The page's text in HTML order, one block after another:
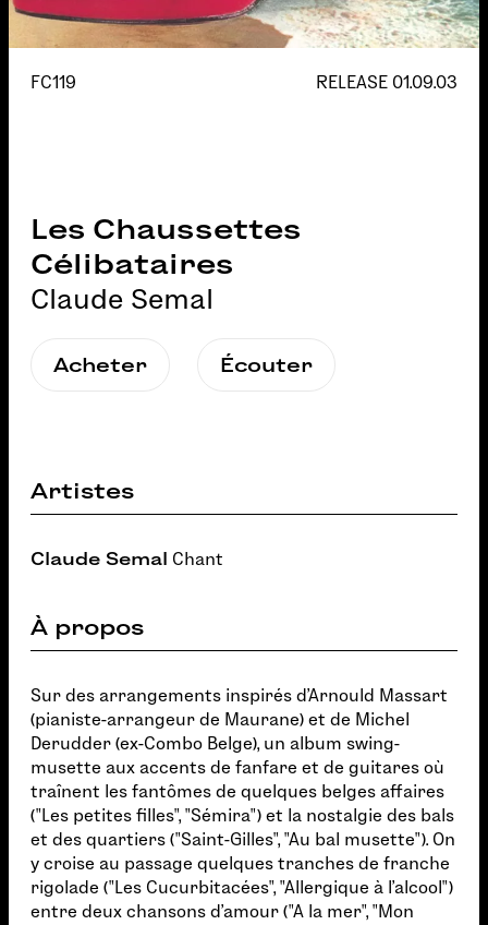
FC119 RELEASE 01.09.03
Les Chaussettes
Célibataires
Claude Semal
Acheter Écouter
Artistes
Claude Semal Chant
À propos
Sur des arrangements inspirés d'Arnould Massart
(pianiste-arrangeur de Maurane) et de Michel
Derudder (ex-Combo Belge), un album swing-
musette aux accents de fanfare et de guitares où
traînent les fantômes de quelques belges affaires
("Les petites filles", "Sémira") et la nostalgie des bals
et des quartiers ("Saint-Gilles", "Au bal musette"). On
y croise au passage quelques tranches de franche
rigolade ("Les Cucurbitacées", "Allergique à l'alcool")
entre deux chansons d'amour ("A la mer", "Mon